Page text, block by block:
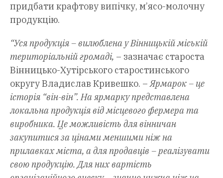
придбати крафтову випічку, м’ясо-молочну
продукцію.
“Уся продукція – вилюблена у Вінницькій міській
територіальній громаді, – зазначає староста
Вінницько-Хутірського старостинського
округу Владислав Кривешко. –Ярмарок – це
історія “він-він”. На ярмарку представлена
локальна продукція від місцевого фермера та
виробника. Це можливість для вінничан
закупитися за цінами меншими ніж на
прилавках міста, а для продавців – реалізувати
свою продукцію. Для них вартість